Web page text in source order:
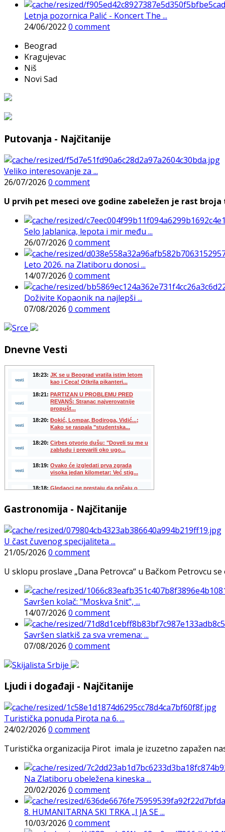
Letnja pozornica Palić - Koncert The ...
24/06/2022 0 comment
Beograd
Kragujevac
Niš
Novi Sad
Putovanja - Najčitanije
Veliko interesovanje za ...
26/07/2026 0 comment
U prvih pet meseci ove godine zabeležen je rast
Selo Jablanica, lepota i mir među ...
26/07/2026 0 comment
Leto 2026. na Zlatiboru donosi ...
14/07/2026 0 comment
Doživite Kopaonik na najlepši ...
07/08/2026 0 comment
Dnevne Vesti
Gastronomija - Najčitanije
U čast čuvenog specijaliteta ...
21/05/2026 0 comment
U sklopu proslave „Dana Petrovca“ u Bačkom Petrovcu
Savršen kolač: "Moskva šnit", ...
14/07/2026 0 comment
Savršen slatkiš za sva vremena: ...
07/08/2026 0 comment
Ljudi i događaji - Najčitanije
Turistička ponuda Pirota na 6. ...
24/02/2026 0 comment
Turistička organizacija Pirot imala je izuzetno zapažen
Na Zlatiboru obeležena kineska ...
20/02/2026 0 comment
8. HUMANITARNA SKI TRKA „I JA SE ...
10/03/2026 0 comment